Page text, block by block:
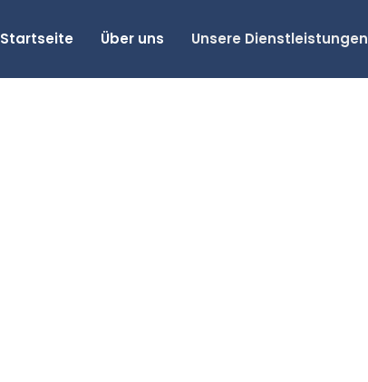
Startseite Über uns Unsere Dienstleistungen